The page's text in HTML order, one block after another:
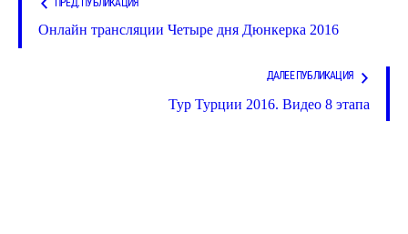
ПРЕД. ПУБЛИКАЦИЯ
Онлайн трансляции Четыре дня Дюнкерка 2016
ДАЛЕЕ ПУБЛИКАЦИЯ
Тур Турции 2016. Видео 8 этапа